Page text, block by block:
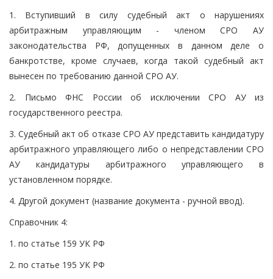
1. Вступивший в силу судебный акт о нарушениях
арбитражным управляющим - членом СРО АУ
законодательства РФ, допущенных в данном деле о
банкротстве, кроме случаев, когда такой судебный акт
вынесен по требованию данной СРО АУ.
2. Письмо ФНС России об исключении СРО АУ из
государственного реестра.
3. Судебный акт об отказе СРО АУ представить кандидатуру
арбитражного управляющего либо о непредставлении СРО
АУ кандидатуры арбитражного управляющего в
установленном порядке.
4. Другой документ (название документа - ручной ввод).
Справочник 4:
1. по статье 159 УК РФ
2. по статье 195 УК РФ